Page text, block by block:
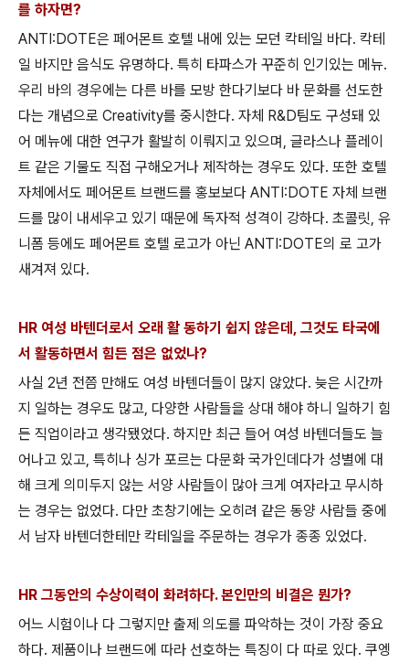
를 하자면?
ANTI:DOTE은 페어몬트 호텔 내에 있는 모던 칵테일 바다. 칵테
일 바지만 음식도 유명하다. 특히 타파스가 꾸준히 인기있는 메뉴.
우리 바의 경우에는 다른 바를 모방 한다기보다 바 문화를 선도한
다는 개념으로 Creativity를 중시한다. 자체 R&D팀도 구성돼 있
어 메뉴에 대한 연구가 활발히 이뤄지고 있으며, 글라스나 플레이
트 같은 기물도 직접 구해오거나 제작하는 경우도 있다. 또한 호텔
자체에서도 페어몬트 브랜드를 홍보보다 ANTI:DOTE 자체 브랜
드를 많이 내세우고 있기 때문에 독자적 성격이 강하다. 초콜릿, 유
니폼 등에도 페어몬트 호텔 로고가 아닌 ANTI:DOTE의 로 고가
새겨져 있다.
HR 여성 바텐더로서 오래 활 동하기 쉽지 않은데, 그것도 타국에
서 활동하면서 힘든 점은 없었나?
사실 2년 전쯤 만해도 여성 바텐더들이 많지 않았다. 늦은 시간까
지 일하는 경우도 많고, 다양한 사람들을 상대 해야 하니 일하기 힘
든 직업이라고 생각됐었다. 하지만 최근 들어 여성 바텐더들도 늘
어나고 있고, 특히나 싱가 포르는 다문화 국가인데다가 성별에 대
해 크게 의미두지 않는 서양 사람들이 많아 크게 여자라고 무시하
는 경우는 없었다. 다만 초창기에는 오히려 같은 동양 사람들 중에
서 남자 바텐더한테만 칵테일을 주문하는 경우가 종종 있었다.
HR 그동안의 수상이력이 화려하다. 본인만의 비결은 뭔가?
어느 시험이나 다 그렇지만 출제 의도를 파악하는 것이 가장 중요
하다. 제품이나 브랜드에 따라 선호하는 특징이 다 따로 있다. 쿠엥